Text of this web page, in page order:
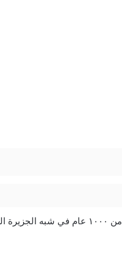
اسم شديد قوي كان يستخدم في العصر الجاهلي وعلى مدار أكثر